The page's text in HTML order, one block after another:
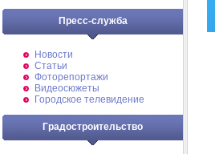
Пресс-служба
Новости
Статьи
Фоторепортажи
Видеосюжеты
Городское телевидение
Градостроительство